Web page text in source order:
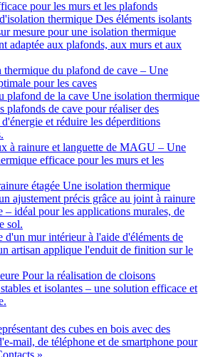
thermique Des éléments isolants
mesure pour une isolation thermique
adaptée aux plafonds, aux murs et aux
plafond de la cave Une isolation thermique
plafonds de cave pour réaliser des
et réduire les déperditions
étagée Une isolation thermique
ajustement précis grâce au joint à rainure
– idéal pour les applications murales, de
sol.
Pour la réalisation de cloisons
et isolantes – une solution efficace et